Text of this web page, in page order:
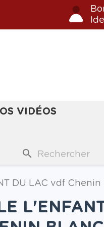
VIDÉOS
search
DU LAC vdf Chenin